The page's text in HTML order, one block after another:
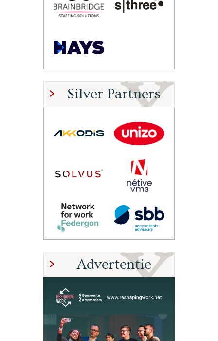
Silver Partners
Advertentie